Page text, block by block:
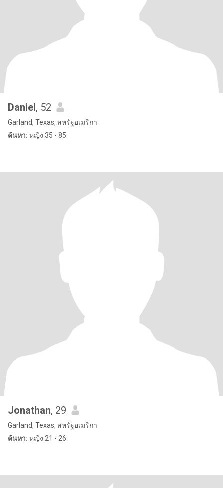
Daniel, 52
Garland, Texas, สหรัฐอเมริกา
ค้นหา: หญิง 35 - 85
Jonathan, 29
Garland, Texas, สหรัฐอเมริกา
ค้นหา: หญิง 21 - 26